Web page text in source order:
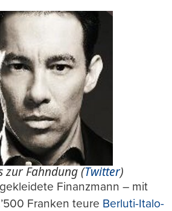
zur Fahndung (Twitter)
Finanzmann – mit
Franken teure Berluti-Italo-